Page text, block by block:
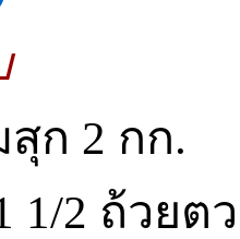
ก 2 กก.
1/2 ถ้วยต